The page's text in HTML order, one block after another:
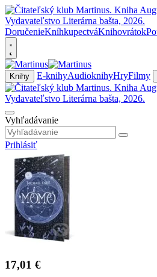
DoručenieKníhkupectváKnihovrátok
Knihy E-knihyAudioknihyHryFilmy
Vyhľadávanie
Prihlásiť
17,01 €